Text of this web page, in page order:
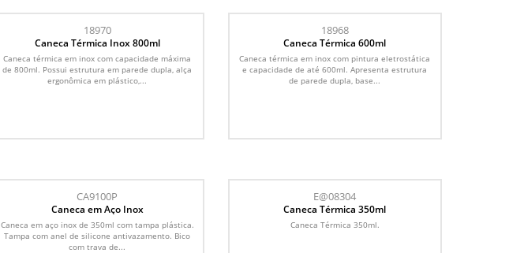
18970
Caneca Térmica Inox 800ml
Caneca térmica em inox com capacidade máxima
de 800ml. Possui estrutura em parede dupla, alça
ergonômica em plástico,...
18968
Caneca Térmica 600ml
Caneca térmica em inox com pintura eletrostática
e capacidade de até 600ml. Apresenta estrutura
de parede dupla, base...
CA9100P
Caneca em Aço Inox
Caneca em aço inox de 350ml com tampa plástica.
Tampa com anel de silicone antivazamento. Bico
com trava de...
E@08304
Caneca Térmica 350ml
Caneca Térmica 350ml.